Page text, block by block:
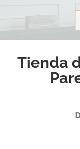
Tienda